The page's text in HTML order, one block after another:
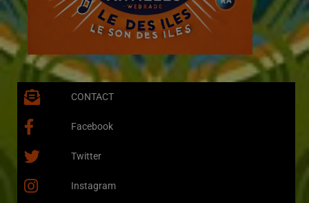
CONTACT
Facebook
Twitter
Instagram